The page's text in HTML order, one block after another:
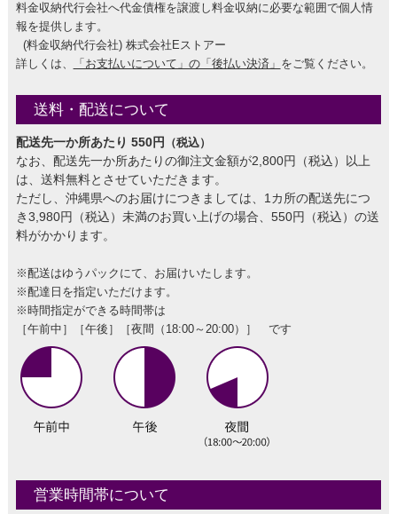
料金収納代行会社へ代金債権を譲渡し料金収納に必要な範囲で個人情
報を提供します。
(料金収納代行会社) 株式会社Eストアー
詳しくは、
「お支払いについて」の「後払い決済」 をご覧ください。
送料・配送について
配送先一か所あたり 550円 （税込）
なお、配送先一か所あたりの御注文金額が2,800円（税込）以上
は、送料無料とさせていただきます。
ただし、沖縄県へのお届けにつきましては、1カ所の配送先につ
き3,980円（税込）未満のお買い上げの場合、550円（税込）の送
料がかかります。
※配送はゆうパックにて、お届けいたします。
※配達日を指定いただけます。
※時間指定ができる時間帯は
［午前中］［午後］［夜間（18:00～20:00）］ です
営業時間帯について